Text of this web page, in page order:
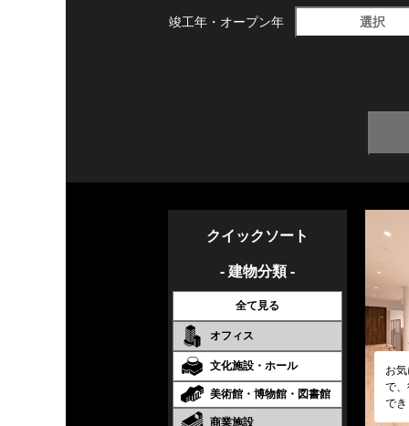
竣工年・ オープン年 選択
クイックソート
- 建物分類 -
全て見る
オフィス
文化施設・ホール
美術館・博物館・図書館
商業施設
お
で
で